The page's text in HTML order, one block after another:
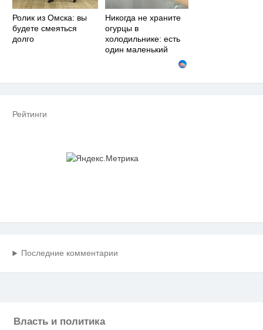
Ролик из Омска: вы
будете смеяться
долго
Никогда не храните
огурцы в
холодильнике: есть
один маленький
Рейтинги
Последние комментарии
Власть и политика